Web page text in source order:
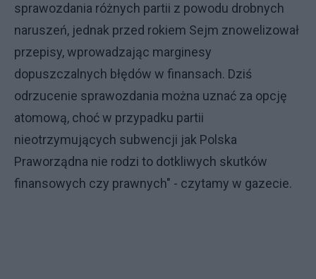
sprawozdania różnych partii z powodu drobnych
naruszeń, jednak przed rokiem Sejm znowelizował
przepisy, wprowadzając marginesy
dopuszczalnych błędów w finansach. Dziś
odrzucenie sprawozdania można uznać za opcję
atomową, choć w przypadku partii
nieotrzymujących subwencji jak Polska
Praworządna nie rodzi to dotkliwych skutków
finansowych czy prawnych" - czytamy w gazecie.